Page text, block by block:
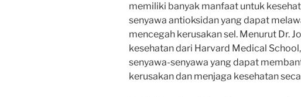
memiliki banyak manfaat untuk
senyawa antioksidan yang dapat
mencegah kerusakan sel. Menurut Dr.
kesehatan dari Harvard Medical
senyawa-senyawa yang dapat
kerusakan dan menjaga kesehatan